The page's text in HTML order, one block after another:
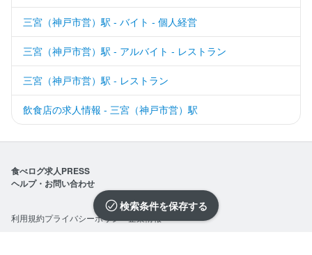
検索条件を保存
三宮（神戸市営）駅 - バイト - 個人経営
三宮（神戸市営）駅 - アルバイト - レストラン
三宮（神戸市営）駅 - レストラン
飲食店の求人情報 - 三宮（神戸市営）駅
食べログ求人PRESS
ヘルプ・お問い合わせ
利用規約プライバシーポリシー